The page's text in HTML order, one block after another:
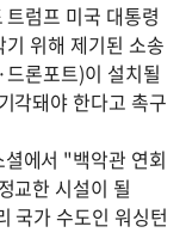
럼프 미국 대통령
위해 제기된 소송
론포트)이 설치될
각돼야 한다고 촉구
에서 "백악관 연회
교한 시설이 될
국가 수도인 워싱턴